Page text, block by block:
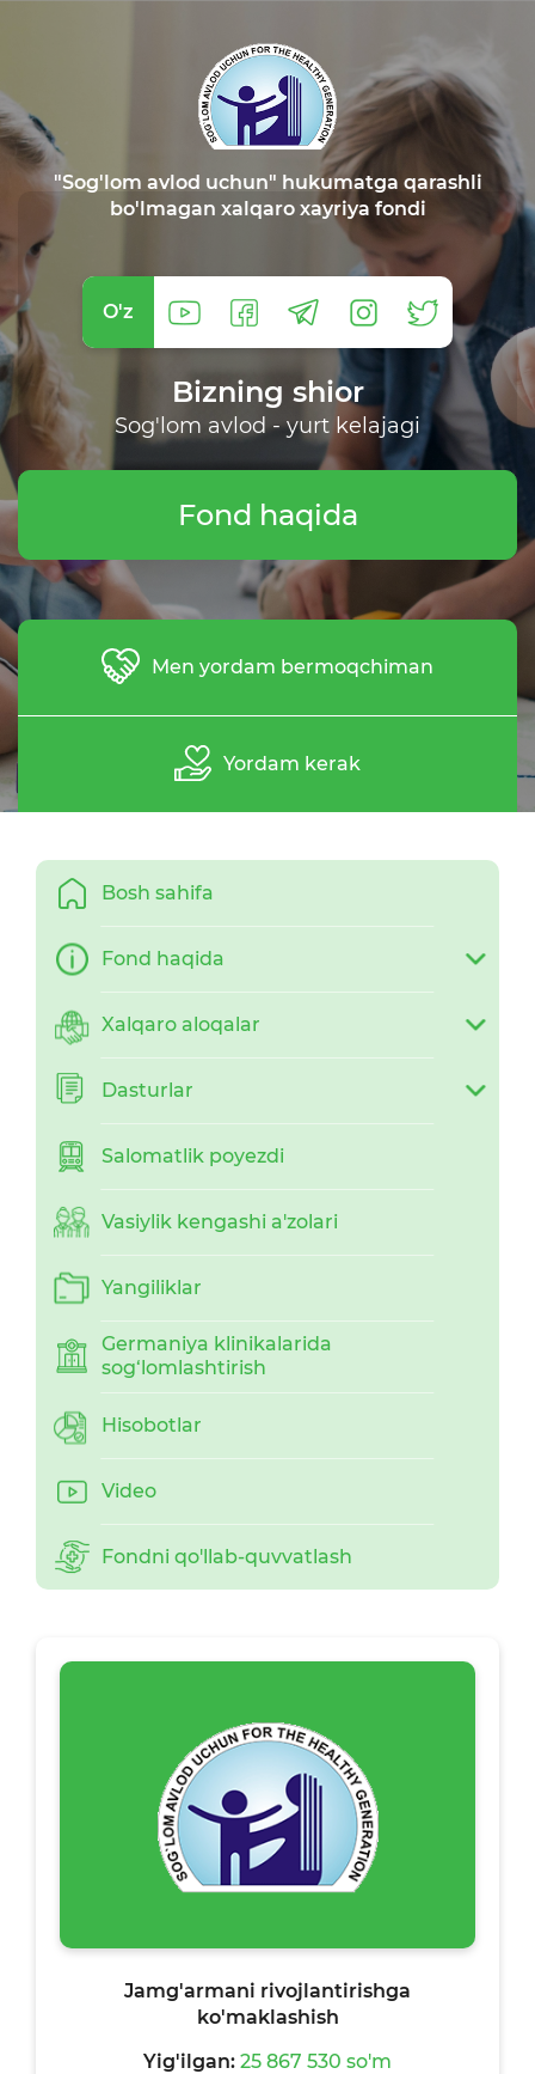
"Sog'lom avlod uchun" hukumatga qarashli
bo'lmagan xalqaro xayriya fondi
O'z
Bizning shior
Sog'lom avlod - yurt kelajagi
Fond haqida
Men yordam bermoqchiman
Yordam kerak
Bosh sahifa
Fond haqida
Xalqaro aloqalar
Dasturlar
Salomatlik poyezdi
Vasiylik kengashi a'zolari
Yangiliklar
Germaniya klinikalarida
sog‘lomlashtirish
Hisobotlar
Video
Fondni qo'llab-quvvatlash
Jamg'armani rivojlantirishga
ko'maklashish
Yig'ilgan: 25 867 530 so'm